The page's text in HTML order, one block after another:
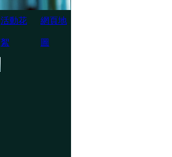
活動花
絮
網頁地
圖